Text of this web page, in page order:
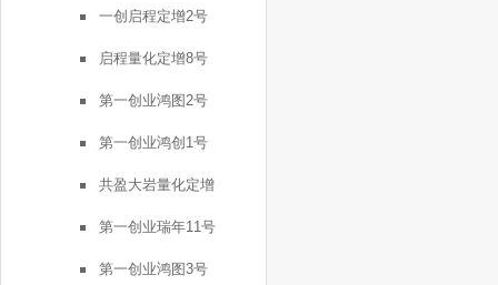
一创启程定增2号
启程量化定增8号
第一创业鸿图2号
第一创业鸿创1号
共盈大岩量化定增
第一创业瑞年11号
第一创业鸿图3号